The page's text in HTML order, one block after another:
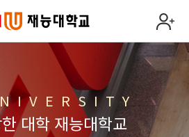
I V E R S I T Y
대학 재능대학교